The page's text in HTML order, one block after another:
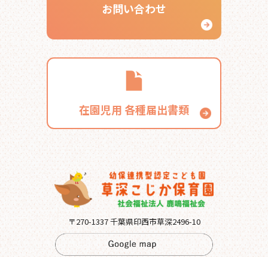
お問い合わせ
在園児用 各種届出書類
〒270-1337 千葉県印西市草深2496-10